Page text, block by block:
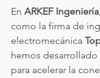
En ARKEF Ingeniería
como la firma de
electromecánica
hemos
para acelerar la